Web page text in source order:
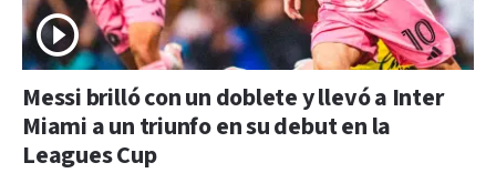
Messi brilló con un doblete y llevó a Inter
Miami a un triunfo en su debut en la
Leagues Cup